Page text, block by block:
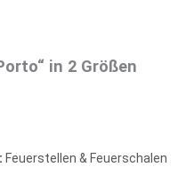
in 2 Größen
Feuerstellen & Feuerschalen